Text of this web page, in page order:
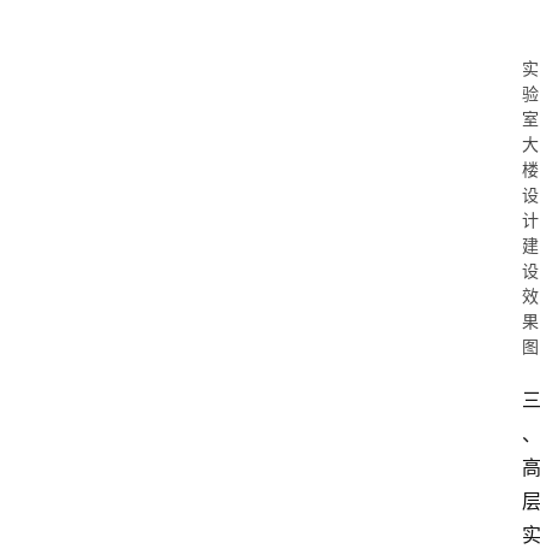
实
验
室
大
楼
设
计
建
设
效
果
图
三
高
层
实